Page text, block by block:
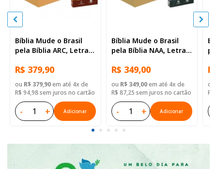
Bíblia Mude o Brasil
pela Bíblia ARC, Letra
— 52 Biblias
R$ 379,90
ou R$ 379,90em até 4x de
R$ 94,98 sem juros no cartão
- + Adicionar
Bíblia Mude o Brasil
pela Bíblia NAA, Letra
— Mude Brasil
R$ 349,00
ou R$ 349,00em até 4x de
R$ 87,25 sem juros no cartão
- + Adicionar
—
ou
R$